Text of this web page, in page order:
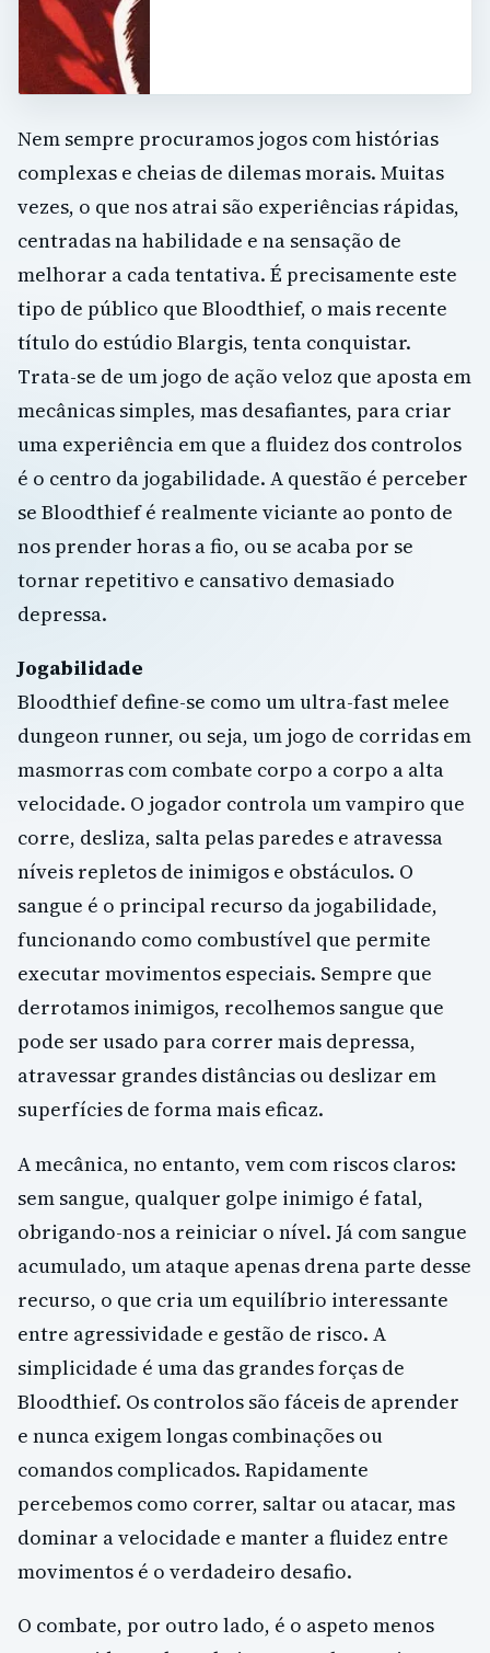
Nem sempre procuramos jogos com histórias
complexas e cheias de dilemas morais. Muitas
vezes, o que nos atrai são experiências rápidas,
centradas na habilidade e na sensação de
melhorar a cada tentativa. É precisamente este
tipo de público que Bloodthief, o mais recente
título do estúdio Blargis, tenta conquistar.
Trata-se de um jogo de ação veloz que aposta em
mecânicas simples, mas desafiantes, para criar
uma experiência em que a fluidez dos controlos
é o centro da jogabilidade. A questão é perceber
se Bloodthief é realmente viciante ao ponto de
nos prender horas a fio, ou se acaba por se
tornar repetitivo e cansativo demasiado
depressa.
Jogabilidade
Bloodthief define-se como um ultra-fast melee
dungeon runner, ou seja, um jogo de corridas em
masmorras com combate corpo a corpo a alta
velocidade. O jogador controla um vampiro que
corre, desliza, salta pelas paredes e atravessa
níveis repletos de inimigos e obstáculos. O
sangue é o principal recurso da jogabilidade,
funcionando como combustível que permite
executar movimentos especiais. Sempre que
derrotamos inimigos, recolhemos sangue que
pode ser usado para correr mais depressa,
atravessar grandes distâncias ou deslizar em
superfícies de forma mais eficaz.
A mecânica, no entanto, vem com riscos claros:
sem sangue, qualquer golpe inimigo é fatal,
obrigando-nos a reiniciar o nível. Já com sangue
acumulado, um ataque apenas drena parte desse
recurso, o que cria um equilíbrio interessante
entre agressividade e gestão de risco. A
simplicidade é uma das grandes forças de
Bloodthief. Os controlos são fáceis de aprender
e nunca exigem longas combinações ou
comandos complicados. Rapidamente
percebemos como correr, saltar ou atacar, mas
dominar a velocidade e manter a fluidez entre
movimentos é o verdadeiro desafio.
O combate, por outro lado, é o aspeto menos